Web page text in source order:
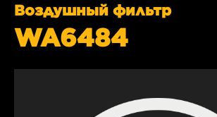
Воздушный фильтр
WA6484